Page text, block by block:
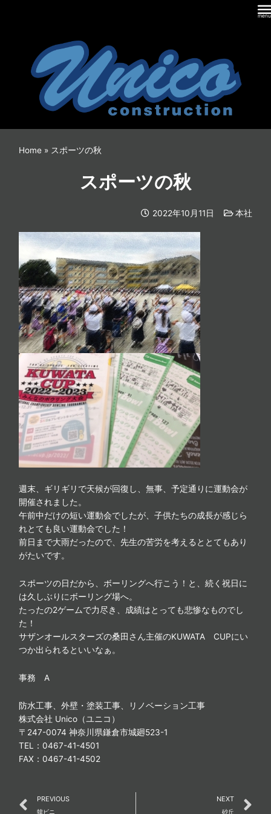
Home » スポーツの秋
スポーツの秋
2022年10月11日 本社
週末、ギリギリで天候が回復し、無事、予定通りに運動会が
開催されました。
午前中だけの短い運動会でしたが、子供たちの成長が感じら
れとても良い運動会でした！
前日まで大雨だったので、先生の苦労を考えるととてもあり
がたいです。
スポーツの日だから、ボーリングへ行こう！と、続く祝日に
は久しぶりにボーリング場へ。
たったの2ゲームで力尽き、成績はとっても悲惨なものでし
た！
サザンオールスターズの桑田さん主催のKUWATA CUPにい
つか出られるといいなぁ。
事務 A
防水工事、外壁・塗装工事、リノベーション工事
株式会社 Unico（ユニコ）
〒247-0074 神奈川県鎌倉市城廻523-1
TEL：0467-41-4501
FAX：0467-41-4502
Prev
PREVIOUS
韓ビニ
NEXT
砂丘